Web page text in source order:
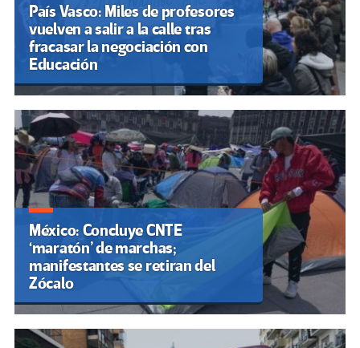
País Vasco: Miles de profesores
vuelven a salir a la calle tras
fracasar la negociación con
Educación
México: Concluye CNTE
‘maratón’ de marchas;
manifestantes se retiran del
Zócalo